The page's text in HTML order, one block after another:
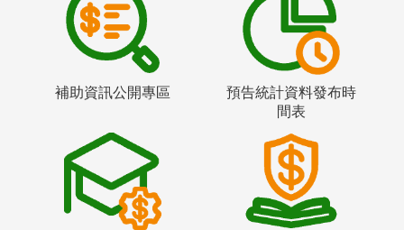
補助資訊公開專區
預告統計資料發布時
間表